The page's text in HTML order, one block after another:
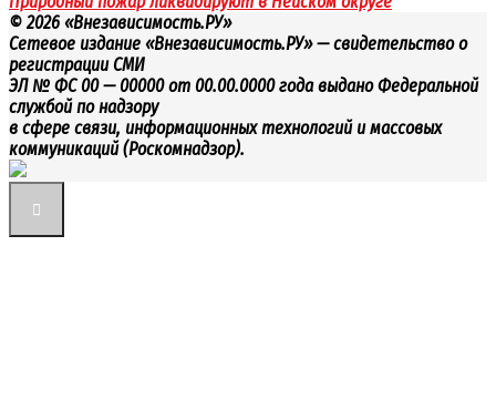
© 2026 «Внезависимость.РУ»
Сетевое издание «Внезависимость.РУ» — свидетельство о
регистрации СМИ
ЭЛ № ФС 00 — 00000 от 00.00.0000 года выдано Федеральной
службой по надзору
в сфере связи, информационных технологий и массовых
коммуникаций (Роскомнадзор).